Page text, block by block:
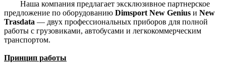
Наша компания предлагает эксклюзивное партнерское
предложение по оборудованию Dimsport New Genius и New
Trasdata — двух профессиональных приборов для полной
работы с грузовиками, автобусами и легкокоммерческим
транспортом.
Принцип работы